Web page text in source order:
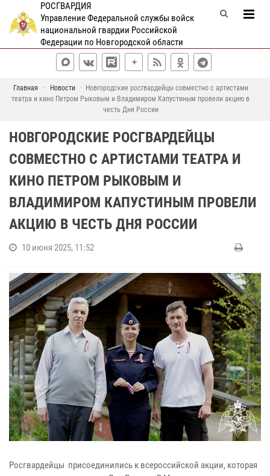
РОСГВАРДИЯ
Управление Федеральной службы войск
национальной гвардии Российской
Федерации по Новгородской области
Главная Новости
Новгородские росгвардейцы совместно с артистами
театра и кино Петром Рыковым и Владимиром Капустиным провели акцию в
честь Дня России
НОВГОРОДСКИЕ РОСГВАРДЕЙЦЫ
СОВМЕСТНО С АРТИСТАМИ ТЕАТРА И
КИНО ПЕТРОМ РЫКОВЫМ И
ВЛАДИМИРОМ КАПУСТИНЫМ ПРОВЕЛИ
АКЦИЮ В ЧЕСТЬ ДНЯ РОССИИ
10 июня 2025, 11:52
Росгвардейцы присоединились к всероссийской акции, которая